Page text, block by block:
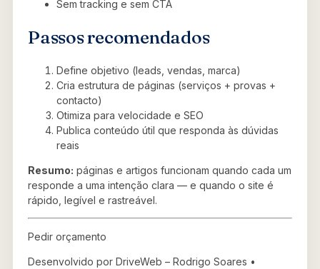
Sem tracking e sem CTA
Passos recomendados
Define objetivo (leads, vendas, marca)
Cria estrutura de páginas (serviços + provas +
contacto)
Otimiza para velocidade e SEO
Publica conteúdo útil que responda às dúvidas
reais
Resumo: páginas e artigos funcionam quando cada um
responde a uma intenção clara — e quando o site é
rápido, legível e rastreável.
Pedir orçamento
Desenvolvido por DriveWeb – Rodrigo Soares •